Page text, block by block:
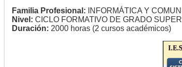
Familia Profesional: INFORMÁTICA Y
Nivel: CICLO FORMATIVO DE GRADO
Duración: 2000 horas (2 cursos académicos)